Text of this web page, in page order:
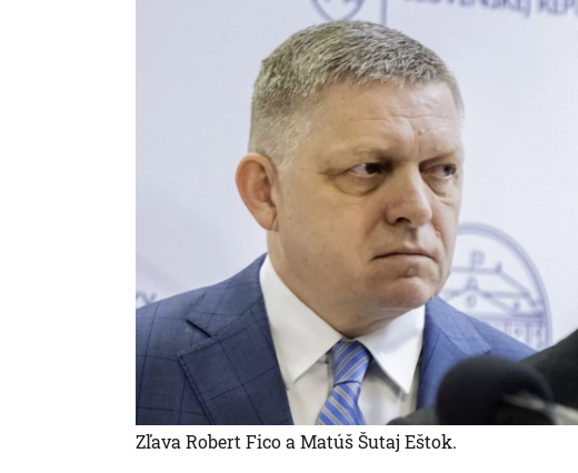
Zľava Robert Fico a Matúš Šutaj Eštok.